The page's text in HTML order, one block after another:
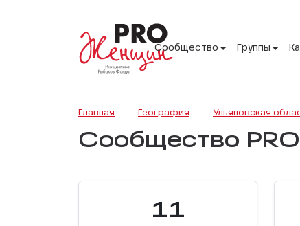
Сообщество Группы
Главная География Ульяновская
Сообщество
11